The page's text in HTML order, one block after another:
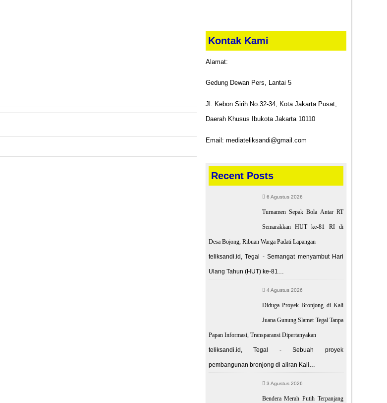
Kontak Kami
Alamat:
Gedung Dewan Pers, Lantai 5
Jl. Kebon Sirih No.32-34, Kota Jakarta Pusat,
Daerah Khusus Ibukota Jakarta 10110
Email: mediateliksandi@gmail.com
Recent Posts
6 Agustus 2026
Turnamen Sepak Bola Antar RT
Semarakkan HUT ke-81 RI di
Desa Bojong, Ribuan Warga Padati Lapangan
teliksandi.id, Tegal - Semangat menyambut Hari
Ulang Tahun (HUT) ke-81…
4 Agustus 2026
Diduga Proyek Bronjong di Kali
Juana Gunung Slamet Tegal Tanpa
Papan Informasi, Transparansi Dipertanyakan
teliksandi.id, Tegal - Sebuah proyek
pembangunan bronjong di aliran Kali…
3 Agustus 2026
Bendera Merah Putih Terpanjang